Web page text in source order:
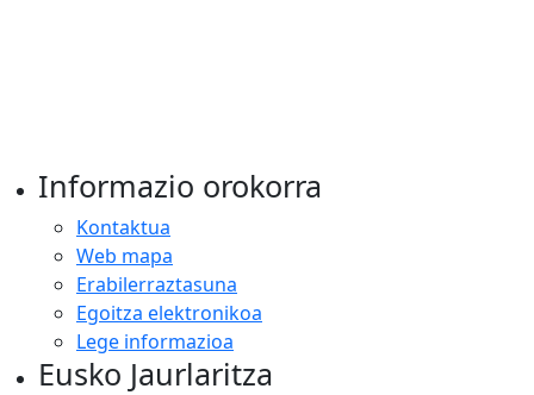
Informazio orokorra
Kontaktua
Web mapa
Erabilerraztasuna
Egoitza elektronikoa
Lege informazioa
Eusko Jaurlaritza